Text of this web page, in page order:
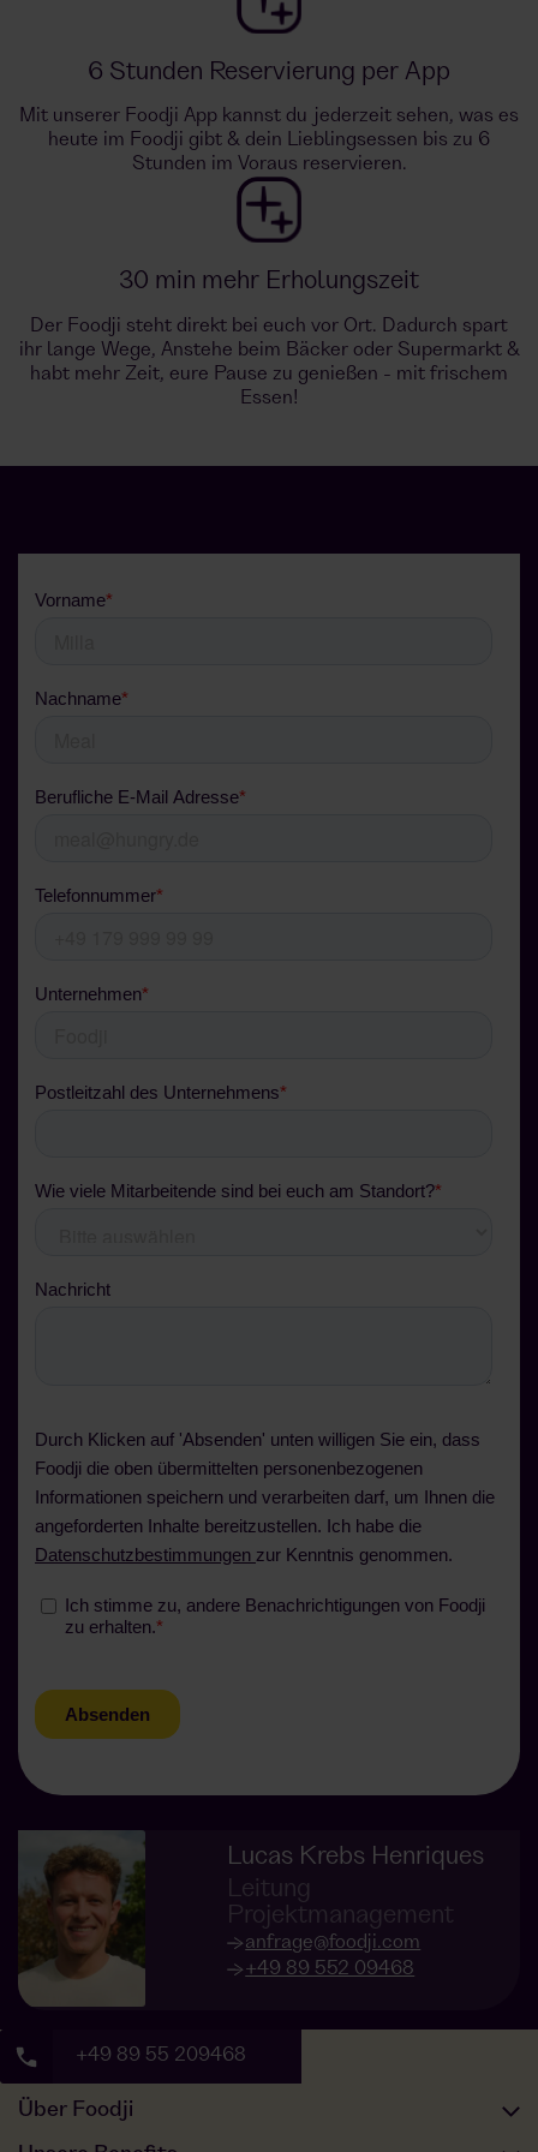
6 Stunden Reservierung per App
Mit unserer Foodji App kannst du jederzeit sehen, was es
heute im Foodji gibt & dein Lieblingsessen bis zu 6
Stunden im Voraus reservieren.
30 min mehr Erholungszeit
Der Foodji steht direkt bei euch vor Ort. Dadurch spart
ihr lange Wege, Anstehe beim Bäcker oder Supermarkt &
habt mehr Zeit, eure Pause zu genießen - mit frischem
Essen!
Lucas Krebs Henriques
Leitung
Projektmanagement
anfrage@foodji.com
+49 89 552 09468
+49 89 55 209468
Über Foodji